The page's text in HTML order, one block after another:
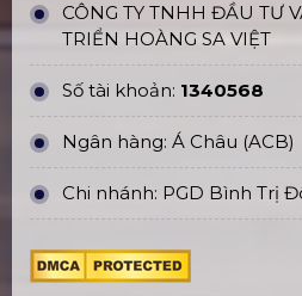
CÔNG TY TNHH ĐẦU TƯ
TRIỂN HOÀNG SA VIỆT
Số tài khoản: 1340568
Ngân hàng: Á Châu (ACB)
Chi nhánh: PGD Bình Trị